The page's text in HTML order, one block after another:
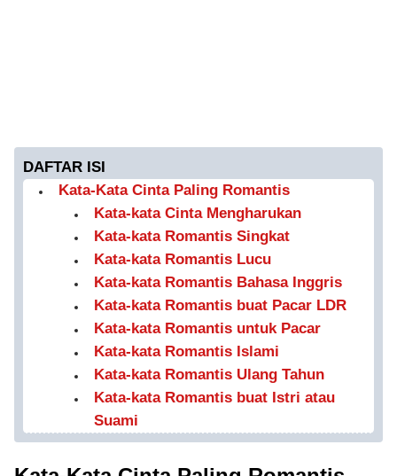
DAFTAR ISI
Kata-Kata Cinta Paling Romantis
Kata-kata Cinta Mengharukan
Kata-kata Romantis Singkat
Kata-kata Romantis Lucu
Kata-kata Romantis Bahasa Inggris
Kata-kata Romantis buat Pacar LDR
Kata-kata Romantis untuk Pacar
Kata-kata Romantis Islami
Kata-kata Romantis Ulang Tahun
Kata-kata Romantis buat Istri atau
Suami